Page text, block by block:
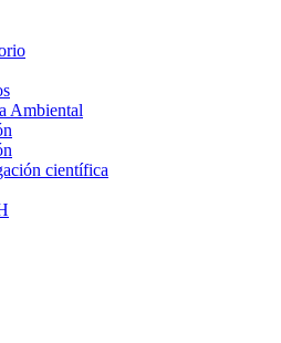
Ambiental
científica